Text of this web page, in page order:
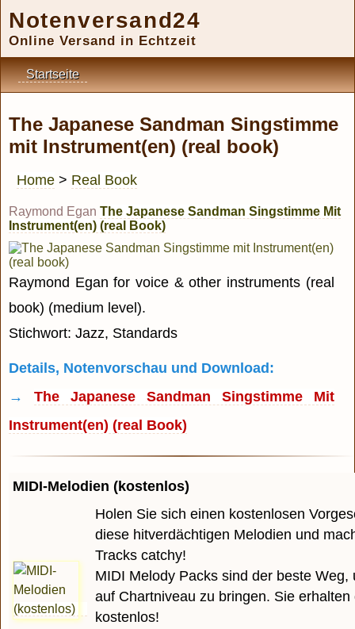
Notenversand24
Online Versand in Echtzeit
Startseite
The Japanese Sandman Singstimme
mit Instrument(en) (real book)
Home > Real Book
Raymond Egan The Japanese Sandman Singstimme Mit
Instrument(en) (real Book)
Raymond Egan for voice & other instruments (real
book) (medium level).
Stichwort: Jazz, Standards
Details, Notenvorschau und Download:
→ The Japanese Sandman Singstimme Mit
Instrument(en) (real Book)
MIDI-Melodien (kostenlos)
Holen Sie sich einen kostenlosen
diese hitverdächtigen Melodien und
Tracks catchy!
MIDI Melody Packs sind der beste Weg,
auf Chartniveau zu bringen. Sie erhalten
kostenlos!